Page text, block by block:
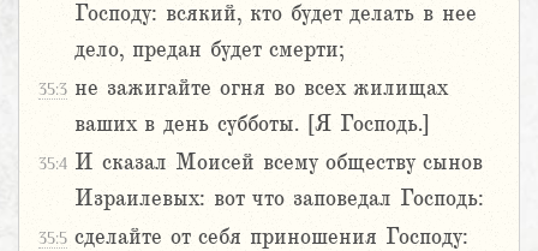
Господу: всякий, кто будет делать в нее
дело, предан будет смерти;
35:3 не зажигайте огня во всех жилищах
ваших в день субботы. [Я Господь.]
35:4 И сказал Моисей всему обществу сынов
Израилевых: вот что заповедал Господь:
35:5 сделайте от себя приношения Господу: